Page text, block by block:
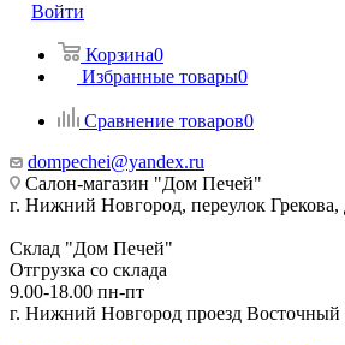
Войти
Корзина0
Избранные товары0
Сравнение товаров0
dompechei@yandex.ru
Салон-магазин "Дом Печей"
г. Нижний Новгород, переулок Грекова,
Склад "Дом Печей"
Отгрузка со склада
9.00-18.00 пн-пт
г. Нижний Новгород проезд Восточный